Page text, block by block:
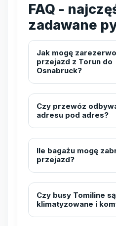
FAQ -
zadawane
Jak mogę
przejazd z Torun do
Osnabruck?
Czy przewóz
adresu pod adres?
Ile bagażu mogę
przejazd?
Czy busy Tomiline są
klimatyzowane i